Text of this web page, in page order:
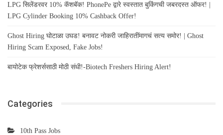
LPG सिलेंडरवर 10% कॅशबॅक! PhonePe द्वारे स्वस्तात बुकिंगची जबरदस्त ऑफर! |
LPG Cylinder Booking 10% Cashback Offer!
Ghost Hiring घोटाळा उघड! बनावट नोकरी जाहिरातींमागचं सत्य समोर! | Ghost
Hiring Scam Exposed, Fake Jobs!
बायोटेक फ्रेशर्ससाठी मोठी संधी!-Biotech Freshers Hiring Alert!
Categories
10th Pass Jobs